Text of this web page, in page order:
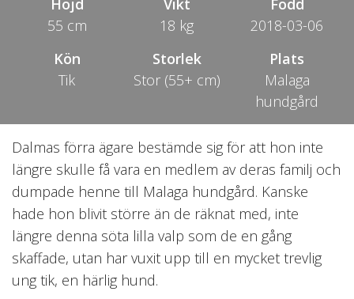
Höjd
55 cm
Vikt
18 kg
Född
2018-03-06
Kön
Tik
Storlek
Stor (55+ cm)
Plats
Malaga
hundgård
Dalmas förra ägare bestämde sig för att hon inte
längre skulle få vara en medlem av deras familj och
dumpade henne till Malaga hundgård. Kanske
hade hon blivit större än de räknat med, inte
längre denna söta lilla valp som de en gång
skaffade, utan har vuxit upp till en mycket trevlig
ung tik, en härlig hund.